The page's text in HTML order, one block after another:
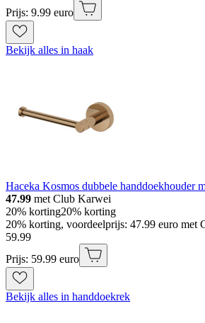
Prijs: 9.99 euro
Bekijk alles in haak
Haceka Kosmos dubbele handdoekhouder
47.99 met Club Karwei
20% korting20% korting
20% korting, voordeelprijs: 47.99 euro met
59.99
Prijs: 59.99 euro
Bekijk alles in handdoekrek